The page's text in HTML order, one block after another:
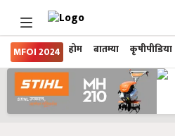
MFOI 2024 होम बातम्या कृषीपीडिया